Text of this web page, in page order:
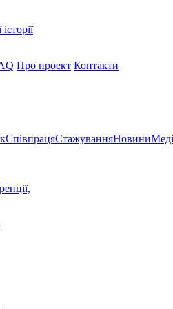
Про проект Контакти
СпівпрацяСтажуванняНовини